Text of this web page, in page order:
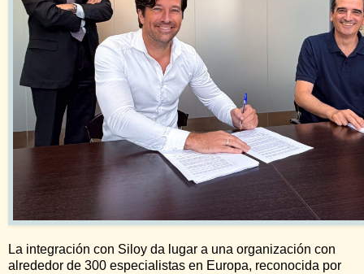
La integración con Siloy da lugar a una organización con
alrededor de 300 especialistas en Europa, reconocida por